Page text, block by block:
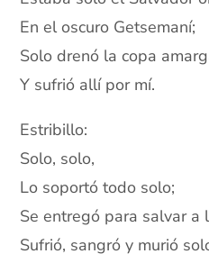
En el oscuro Getsemaní;
Solo drenó la copa
Y sufrió allí por mí.
Estribillo:
Solo, solo,
Lo soportó todo solo;
Se entregó para salvar a
Sufrió, sangró y murió